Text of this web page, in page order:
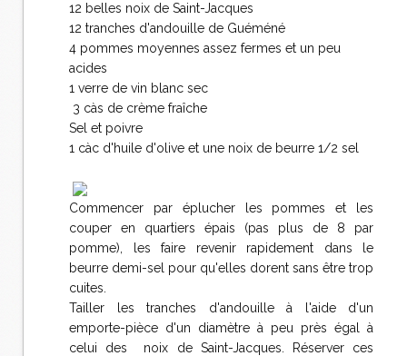
12 belles noix de Saint-Jacques
12 tranches d'andouille de Guéméné
4 pommes moyennes assez fermes et un peu
acides
1 verre de vin blanc sec
3 càs de crème fraîche
Sel et poivre
1 càc d'huile d'olive et une noix de beurre 1/2 sel
Commencer par éplucher les pommes et les
couper en quartiers épais (pas plus de 8 par
pomme), les faire revenir rapidement dans le
beurre demi-sel pour qu'elles dorent sans être trop
cuites.
Tailler les tranches d'andouille à l'aide d'un
emporte-pièce d'un diamètre à peu près égal à
celui des noix de Saint-Jacques. Réserver ces